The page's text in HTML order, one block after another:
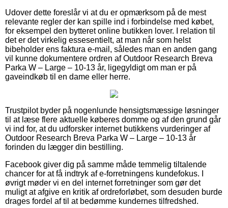
Udover dette foreslår vi at du er opmærksom på de mest
relevante regler der kan spille ind i forbindelse med købet,
for eksempel den bytteret online butikken lover. I relation til
det er det virkelig essesentielt, at man når som helst
bibeholder ens faktura e-mail, således man en anden gang
vil kunne dokumentere ordren af Outdoor Research Breva
Parka W – Large – 10-13 år, ligegyldigt om man er på
gaveindkøb til en dame eller herre.
Trustpilot byder på nogenlunde hensigtsmæssige løsninger
til at læse flere aktuelle køberes domme og af den grund går
vi ind for, at du udforsker internet butikkens vurderinger af
Outdoor Research Breva Parka W – Large – 10-13 år
forinden du lægger din bestilling.
Facebook giver dig på samme måde temmelig tiltalende
chancer for at få indtryk af e-forretningens kundefokus. I
øvrigt møder vi en del internet forretninger som gør det
muligt at afgive en kritik af ordreforløbet, som desuden burde
drages fordel af til at bedømme kundernes tilfredshed.